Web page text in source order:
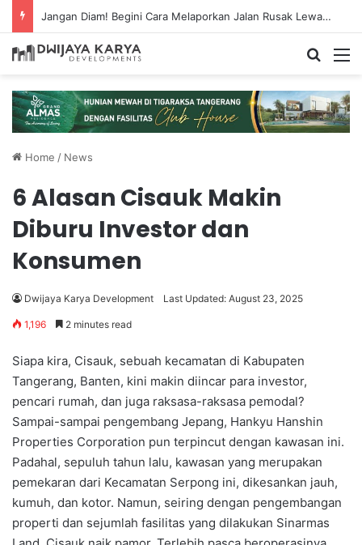
Jangan Diam! Begini Cara Melaporkan Jalan Rusak Lewat Aplikasi Ponsel
Home / News
6 Alasan Cisauk Makin
Diburu Investor dan
Konsumen
Dwijaya Karya Development Last Updated: August 23, 2025
1,196 2 minutes read
Siapa kira, Cisauk, sebuah kecamatan di Kabupaten
Tangerang, Banten, kini makin diincar para investor,
pencari rumah, dan juga raksasa-raksasa pemodal?
Sampai-sampai pengembang Jepang, Hankyu Hanshin
Properties Corporation pun terpincut dengan kawasan ini.
Padahal, sepuluh tahun lalu, kawasan yang merupakan
pemekaran dari Kecamatan Serpong ini, dikesankan jauh,
kumuh, dan kotor. Namun, seiring dengan pengembangan
properti dan sejumlah fasilitas yang dilakukan Sinarmas